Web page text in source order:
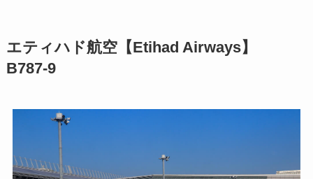
エティハド航空【Etihad Airways】
B787-9